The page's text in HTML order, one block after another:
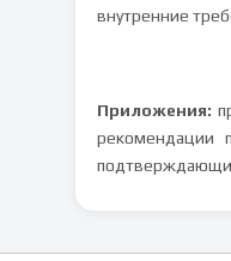
внутренние
Приложения:
рекомендации